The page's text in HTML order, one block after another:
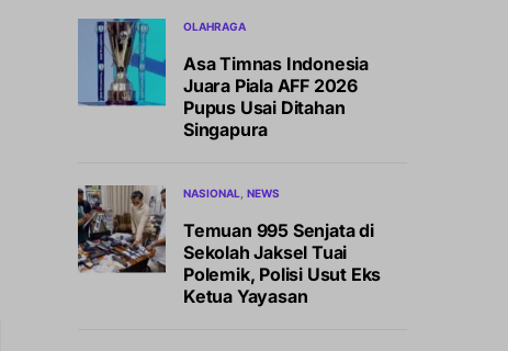
OLAHRAGA
Asa Timnas Indonesia
Juara Piala AFF 2026
Pupus Usai Ditahan
Singapura
NASIONAL NEWS
Temuan 995 Senjata di
Sekolah Jaksel Tuai
Polemik, Polisi Usut Eks
Ketua Yayasan